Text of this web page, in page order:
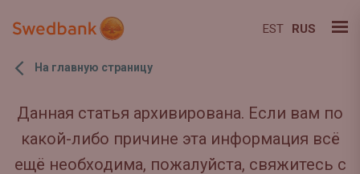
EST RUS
На главную страницу
Данная статья архивирована. Если вам по
какой-либо причине эта информация всё
ещё необходима, пожалуйста, свяжитесь с